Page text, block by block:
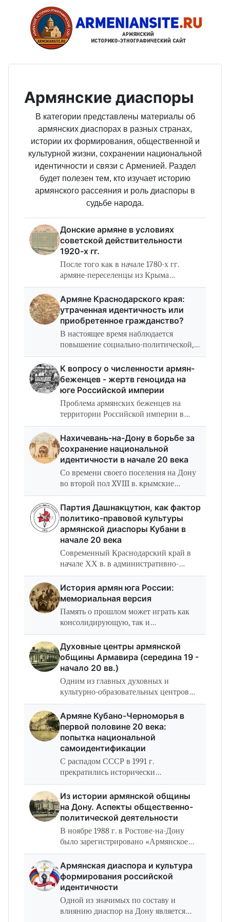
Армянские диаспоры
В категории представлены материалы об
армянских диаспорах в разных странах,
истории их формирования, общественной и
культурной жизни, сохранении национальной
идентичности и связи с Арменией. Раздел
будет полезен тем, кто изучает историю
армянского рассеяния и роль диаспоры в
судьбе народа.
Донские армяне в условиях
советской действительности
1920-х гг.
После того как в начале 1780-х гг.
армяне-переселенцы из Крыма
прибыли на Дон, основав здесь город
Нахичевань и селения Крым, Несветай,
Чалтырь, Большие Салы, Султан-Салы,
их…
Армяне Краснодарского края:
утраченная идентичность или
приобретенное гражданство?
В настоящее время наблюдается
повышение социально-политической,
культурной и экономической роли
этнических групп и этнонациональных
диаспор в жизни современных
обществ. Диаспоры…
К вопросу о численности армян-
беженцев - жертв геноцида на
юге Российской империи
Проблема армянских беженцев на
территории Российской империи в
годы геноцида армян в Османской
Турции практически не изучена и
остается вне поля зрения
отечественной…
Нахичевань-на-Дону в борьбе за
сохранение национальной
идентичности в начале 20 века
Со времени своего поселения на Дону
во второй пол XVIII в. крымские
армяне, основавшие г. Нахичевань-на-
Дону и ряд сел с армянским
населением, имели целый ряд
привилегий и льгот,…
Партия Дашнакцутюн, как фактор
политико-правовой культуры
армянской диаспоры Кубани в
начале 20 века
Современный Краснодарский край в
начале ХХ в. в административно-
территориальном отношении состоял
из Кубанской области и Черноморской
губернии (Новороссийский,
Туапсинский и…
История армян юга России:
мемориальная версия
Память о прошлом может играть как
консолидирующую, так и
дезинтегрирующую функции в
развитии общества. С одной стороны,
представления о совместно пережитых
страданиях, славных…
Духовные центры армянской
общины Армавира (середина 19 -
начало 20 вв.)
Одним из главных духовных и
культурно-образовательных центров
армян на юге России на рубеже XIX и
ХХ вв. стал Армавир, возникший в
1839 г. в качестве аула черкесо-гаев
(черкесских…
Армяне Кубано-Черноморья в
первой половине 20 века:
попытка национальной
самоидентификации
С распадом СССР в 1991 г.
прекратились исторически
сложившиеся взаимоотношения между
бывшими республиками этой страны.
К сожалению, процесс возвращения к
прежним отношениям и…
Из истории армянской общины
на Дону. Аспекты общественно-
политической деятельности
В ноябре 1988 г. в Ростове-на-Дону
было зарегистрировано «Армянское
культурно-просветительское общество
“Нор-Нахичеван”». Первое собрание
общества состоялось 18 ноября 1988 г.…
Армянская диаспора и культура
формирования российской
идентичности
Одной из значимых по составу и
влиянию диаспор на Дону является